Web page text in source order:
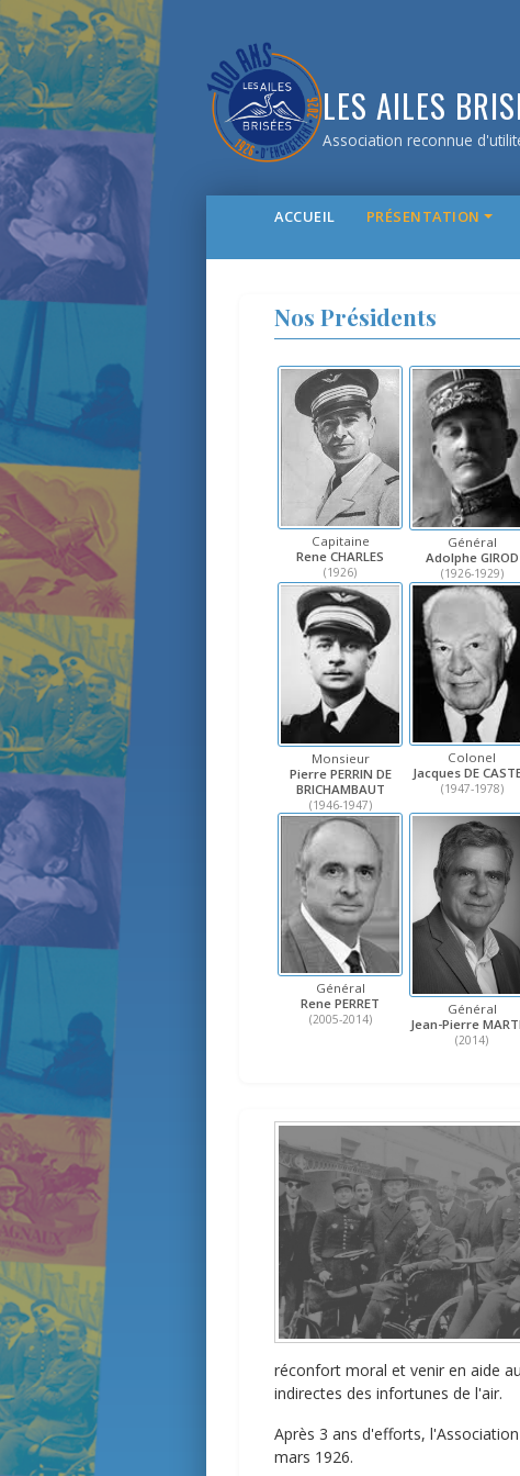
LES AILES
Association reconnue
ACCUEIL PRÉSENTATION
Nos Présidents
Capitaine
Rene CHARLES
(1926)
Général
Adolphe GIROD
(1926-1929)
Monsieur
Pierre PERRIN DE
BRICHAMBAUT
(1946-1947)
Colonel
Jacques DE
(1947-1978)
Général
Rene PERRET
(2005-2014)
Général
Jean-Pierre
(2014)
réconfort moral et venir en aide
indirectes des infortunes de l'air.
Après 3 ans d'efforts,
mars 1926.